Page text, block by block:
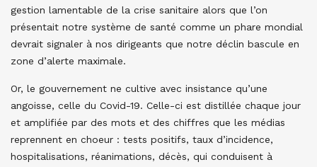
gestion lamentable de la crise sanitaire alors que l’on
présentait notre système de santé comme un phare mondial
devrait signaler à nos dirigeants que notre déclin bascule en
zone d’alerte maximale.
Or, le gouvernement ne cultive avec insistance qu’une
angoisse, celle du Covid-19. Celle-ci est distillée chaque jour
et amplifiée par des mots et des chiffres que les médias
reprennent en choeur : tests positifs, taux d’incidence,
hospitalisations, réanimations, décès, qui conduisent à